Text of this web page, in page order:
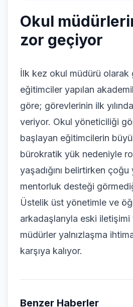
Okul
zor geçiyor
İlk kez okul müdürü olarak
eğitimciler yapılan
göre; görevlerinin ilk
veriyor. Okul yöneticiliği
başlayan eğitimcilerin
bürokratik yük nedeniyle
yaşadığını belirtirken
mentorluk desteği
Üstelik üst yönetimle ve
arkadaşlarıyla eski
müdürler yalnızlaşma
karşıya kalıyor.
Benzer Haberler